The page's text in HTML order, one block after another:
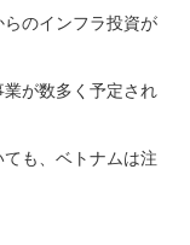
のインフラ投資が
が数多く予定され
も、ベトナムは注